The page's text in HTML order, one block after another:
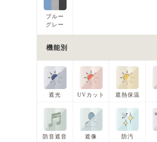
ブルー
グレー
機能別
遮光 UVカット 遮熱保温
防音遮音 遮像 防汚